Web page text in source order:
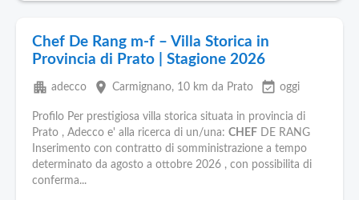
Chef De Rang m-f – Villa Storica in
Provincia di Prato | Stagione 2026
apartment adecco place Carmignano, 10 km da Prato event_available oggi
Profilo Per prestigiosa villa storica situata in provincia di
Prato , Adecco e' alla ricerca di un/una: CHEF DE RANG
Inserimento con contratto di somministrazione a tempo
determinato da agosto a ottobre 2026 , con possibilita di
conferma...